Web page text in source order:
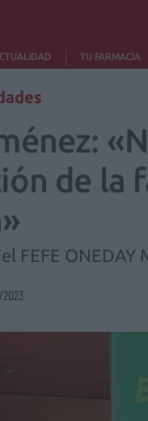
TU FARMACIA
de la
FEFE ONEDAY